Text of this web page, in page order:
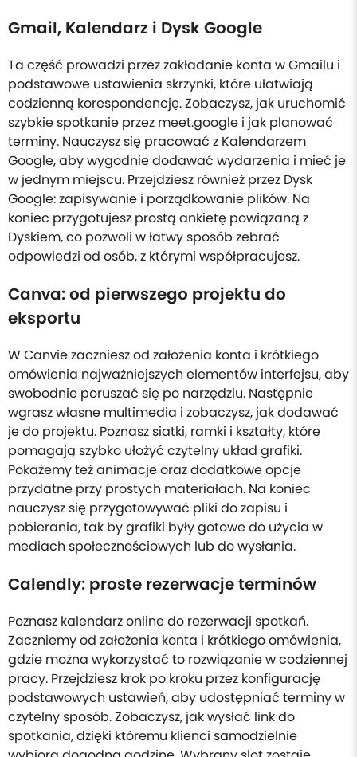
Gmail, Kalendarz i Dysk Google
Ta część prowadzi przez zakładanie konta w Gmailu i
podstawowe ustawienia skrzynki, które ułatwiają
codzienną korespondencję. Zobaczysz, jak uruchomić
szybkie spotkanie przez meet.google i jak planować
terminy. Nauczysz się pracować z Kalendarzem
Google, aby wygodnie dodawać wydarzenia i mieć je
w jednym miejscu. Przejdziesz również przez Dysk
Google: zapisywanie i porządkowanie plików. Na
koniec przygotujesz prostą ankietę powiązaną z
Dyskiem, co pozwoli w łatwy sposób zebrać
odpowiedzi od osób, z którymi współpracujesz.
Canva: od pierwszego projektu do
eksportu
W Canvie zaczniesz od założenia konta i krótkiego
omówienia najważniejszych elementów interfejsu, aby
swobodnie poruszać się po narzędziu. Następnie
wgrasz własne multimedia i zobaczysz, jak dodawać
je do projektu. Poznasz siatki, ramki i kształty, które
pomagają szybko ułożyć czytelny układ grafiki.
Pokażemy też animacje oraz dodatkowe opcje
przydatne przy prostych materiałach. Na koniec
nauczysz się przygotowywać pliki do zapisu i
pobierania, tak by grafiki były gotowe do użycia w
mediach społecznościowych lub do wysłania.
Calendly: proste rezerwacje terminów
Poznasz kalendarz online do rezerwacji spotkań.
Zaczniemy od założenia konta i krótkiego omówienia,
gdzie można wykorzystać to rozwiązanie w codziennej
pracy. Przejdziesz krok po kroku przez konfigurację
podstawowych ustawień, aby udostępniać terminy w
czytelny sposób. Zobaczysz, jak wysłać link do
spotkania, dzięki któremu klienci samodzielnie